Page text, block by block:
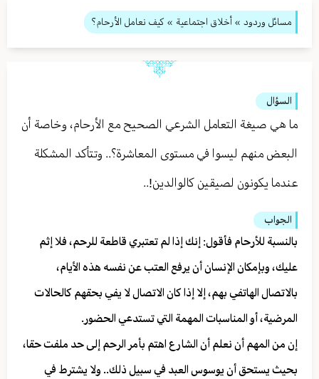
مسائل وردود » أخلاق اجتماعية » كيف نعامل الأرحام؟
السؤال
ما هي صيغة التعامل الشرعي الصحيح مع الأرحام، وخاصة أن
البعض منهم ليسوا في مستوى المعاشرة؟.. وتتأكد المشكلة
عندما يكونون لصيقين كالوالدين!..
الجواب
بالنسبة للأرحام فأقول: إنك إذا لم تعتبري قاطعة للرحم، فلا إثم
عليك، وبإمكان الإنسان أن يرفع العتب عن نفسه هذه الأيام،
بالاتصال الهاتفي بهم، إلا إذا كان الاتصال لا يفي بحقهم كالحالات
المرضية، أو المناسبات المهمة التي تستدعي الحضور.
إن من المهم أن نعلم أن الشارع اهتم بأمر الرحم إلى حد ملفت حقا،
بحيث يستحق أن يوسوس العبد في سبيل ذلك.. ولا يشترط في